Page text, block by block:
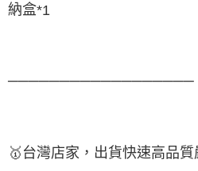
納盒*1
──────────────────
🥇 台灣店家，出貨快速高品質